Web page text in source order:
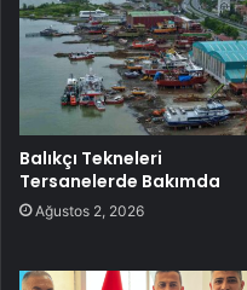
Balıkçı Tekneleri
Tersanelerde Bakımda
Ağustos 2, 2026